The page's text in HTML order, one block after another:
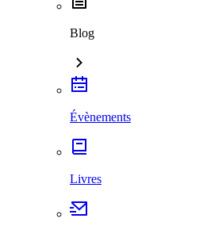
Blog
Évènements
Livres